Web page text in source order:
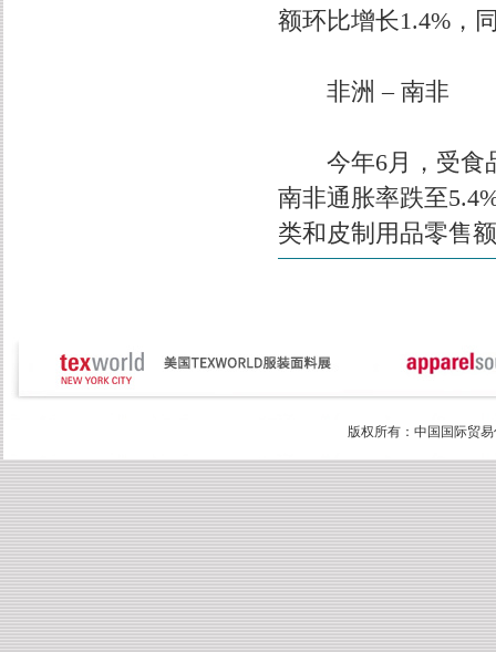
额环比增长1.4%，
非洲 – 南非
今年6月，受食品
南非通胀率跌至
类和皮制用品零售
版权所有：中国国际贸